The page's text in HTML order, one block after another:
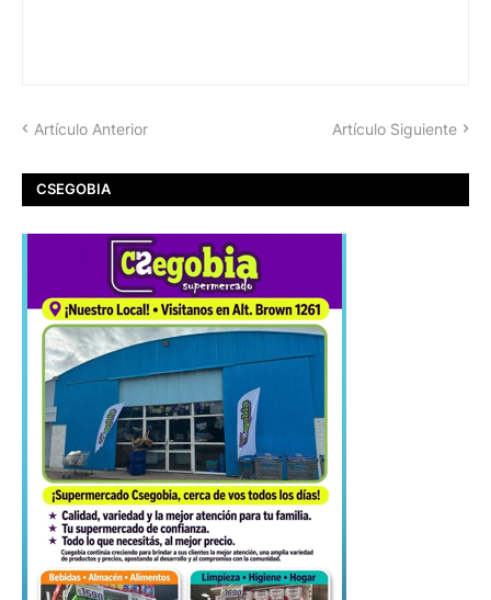
Artículo Anterior Artículo Siguiente
CSEGOBIA